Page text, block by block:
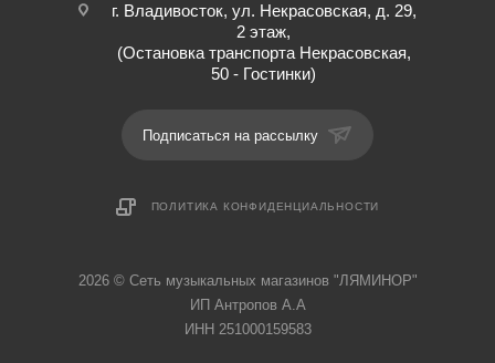
г. Владивосток, ул. Некрасовская, д. 29,
2 этаж,
(Остановка транспорта Некрасовская,
50 - Гостинки)
Подписаться на рассылку
ПОЛИТИКА КОНФИДЕНЦИАЛЬНОСТИ
2026 © Cеть музыкальных магазинов "ЛЯМИНОР"
ИП Антропов А.А
ИНН 251000159583